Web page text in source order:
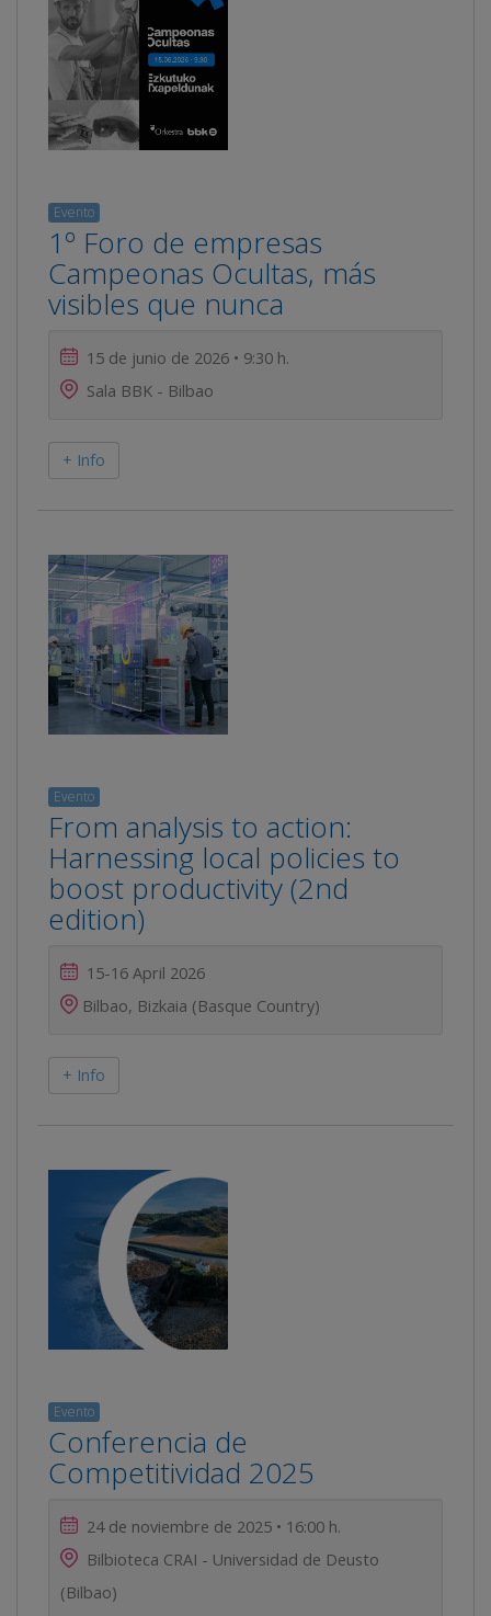
Evento
1º Foro de empresas
Campeonas Ocultas, más
visibles que nunca
15 de junio de 2026 • 9:30 h.
Sala BBK - Bilbao
+ Info
Evento
From analysis to action:
Harnessing local policies to
boost productivity (2nd
edition)
15-16 April 2026
Bilbao, Bizkaia (Basque Country)
+ Info
Evento
Conferencia de
Competitividad 2025
24 de noviembre de 2025 • 16:00 h.
Bilbioteca CRAI - Universidad de Deusto
(Bilbao)